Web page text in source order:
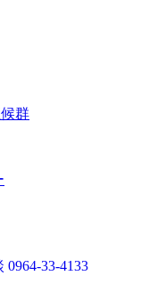
群
0964-33-4133